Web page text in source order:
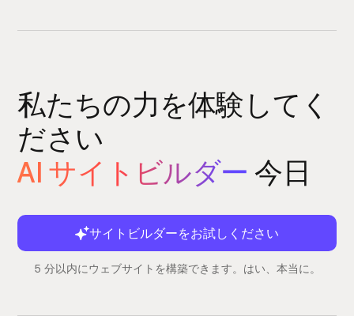
私たちの力を体験してく
ださい
AI サイトビルダー 今日
サイトビルダーをお試しください
5 分以内にウェブサイトを構築できます。はい、本当に。